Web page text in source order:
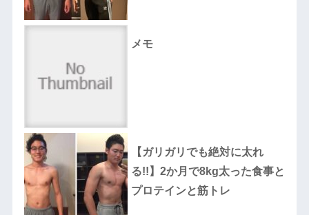
メモ
【ガリガリでも絶対に太れ
る!!】2か月で8kg太った食事と
プロテインと筋トレ